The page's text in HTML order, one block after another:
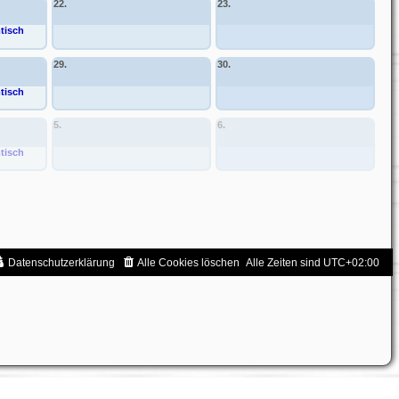
22. 23.
29. 30.
5. 6.
Alle Zeiten sind UTC+02:00
Alle Cookies löschen
Datenschutzerklärung